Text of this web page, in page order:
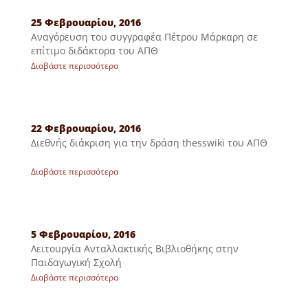
25 Φεβρουαρίου, 2016
Αναγόρευση του συγγραφέα Πέτρου Μάρκαρη σε
επίτιμο διδάκτορα του ΑΠΘ
Διαβάστε περισσότερα
22 Φεβρουαρίου, 2016
Διεθνής διάκριση για την δράση thesswiki του ΑΠΘ
Διαβάστε περισσότερα
5 Φεβρουαρίου, 2016
Λειτουργία Ανταλλακτικής Βιβλιοθήκης στην
Παιδαγωγική Σχολή
Διαβάστε περισσότερα